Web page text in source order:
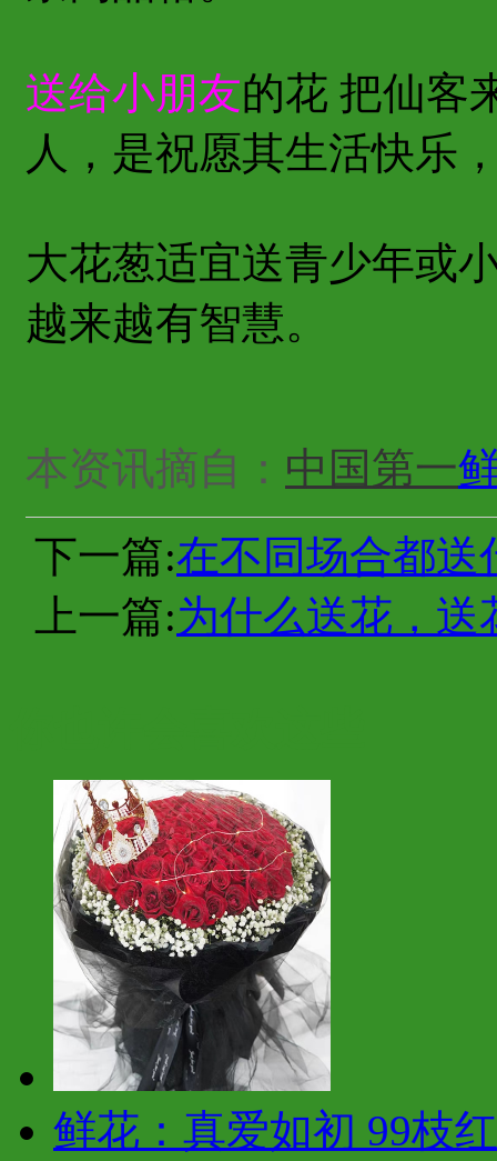
送给小朋友的花 把仙客
人，是祝愿其生活快乐
大花葱适宜送青少年或
越来越有智慧。
本资讯摘自： 中国第一
下一篇:在不同场合都送
上一篇:为什么送花，送
鲜花：真爱如初 99枝